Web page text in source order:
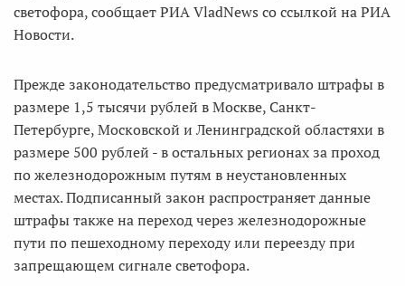
светофора, сообщает РИА VladNews со ссылкой на РИА
Новости.
Прежде законодательство предусматривало штрафы в
размере 1,5 тысячи рублей в Москве, Санкт-
Петербурге, Московской и Ленинградской областяхи в
размере 500 рублей - в остальных регионах за проход
по железнодорожным путям в неустановленных
местах. Подписанный закон распространяет данные
штрафы также на переход через железнодорожные
пути по пешеходному переходу или переезду при
запрещающем сигнале светофора.